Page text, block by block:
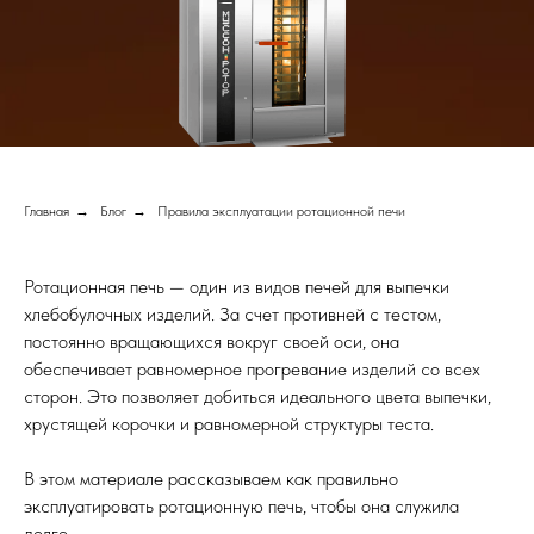
Главная → Блог → Правила эксплуатации ротационной печи
Ротационная печь — один из видов печей для выпечки
хлебобулочных изделий. За счет противней с тестом,
постоянно вращающихся вокруг своей оси, она
обеспечивает равномерное прогревание изделий со всех
сторон. Это позволяет добиться идеального цвета выпечки,
хрустящей корочки и равномерной структуры теста.
В этом материале рассказываем как правильно
эксплуатировать ротационную печь, чтобы она служила